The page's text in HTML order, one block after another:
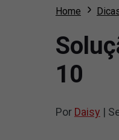
Home
10
Por Daisy |